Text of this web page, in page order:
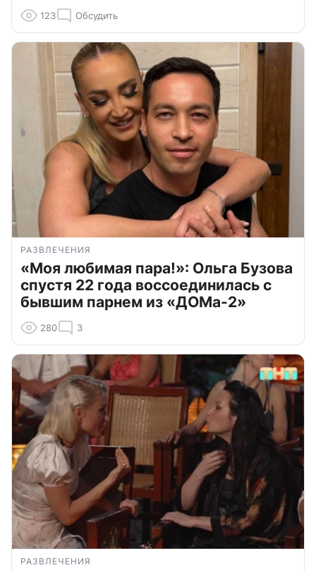
123 Обсудить
РАЗВЛЕЧЕНИЯ
«Моя любимая пара!»: Ольга Бузова
спустя 22 года воссоединилась с
бывшим парнем из «ДОМа-2»
280 3
РАЗВЛЕЧЕНИЯ